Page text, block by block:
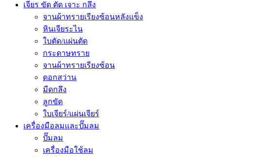
เจียร ขัด ตัด เจาะ กลึง
จานผ้าทรายเรียงซ้อนหลังแข็ง
หินเจียระไน
ใบตัด/แผ่นตัด
กระดาษทราย
จานผ้าทรายเรียงซ้อน
ดอกสว่าน
มีดกลึง
ลูกขัด
ใบเจียร์/แผ่นเจียร์
เครื่องมือลมและปั๊มลม
ปั๊มลม
เครื่องมือใช้ลม